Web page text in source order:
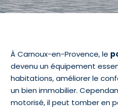
À Carnoux-en-Provence, le
devenu un équipement
habitations, améliorer le
un bien immobilier.
motorisé, il peut tomber en